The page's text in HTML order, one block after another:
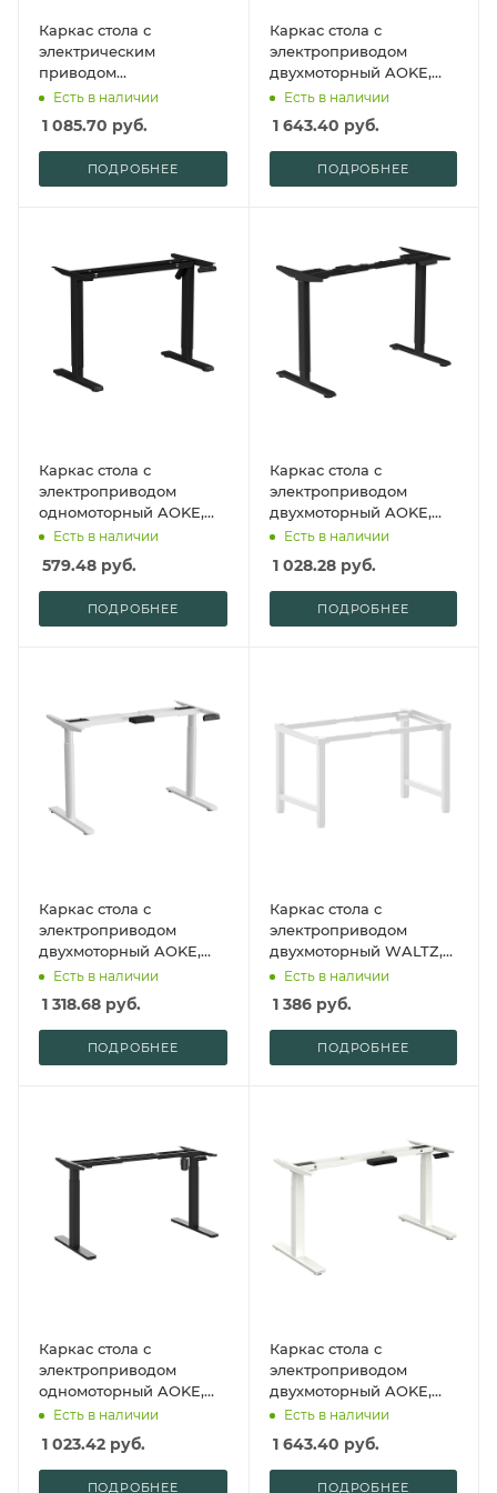
Каркас стола с
электрическим
приводом
одномоторный AOKE
AK02YJYT-TY-A-F.WH
(1075-1720)х600 мм,aoke,
цвет белый (Well Desk
Evolution)
Есть в наличии
1 085.70 руб.
ПОДРОБНЕЕ
Каркас стола с
электроприводом
двухмоторный AOKE,
Well Desk Flagman,
Есть в наличии
1 643.40 руб.
ПОДРОБНЕЕ
Каркас стола с
электроприводом
одномоторный AOKE,
Well Desk BASIC,
черный (AK-LCSM01ST-
M60-BK)
Есть в наличии
579.48 руб.
ПОДРОБНЕЕ
Каркас стола с
электроприводом
двухмоторный AOKE,
Well Desk Prime,
черный (AK2YJRT-
TYDB2-M80-BK)
Есть в наличии
1 028.28руб.
ПОДРОБНЕЕ
Каркас стола с
электроприводом
двухмоторный AOKE,
Well Desk Oval, белый
(AK02YJYT-ZT2-M02-WT)
Есть в наличии
1 318.68 руб.
ПОДРОБНЕЕ
Каркас стола с
электроприводом
двухмоторный WALTZ,
Fit Focus Quatro, белый
(F4-IHG-WH)
Есть в наличии
1 386руб.
ПОДРОБНЕЕ
Каркас стола с
электроприводом
одномоторный AOKE,
Well Desk Light, черный
(AK-LCSM01T-BK)
Есть в наличии
1 023.42 руб.
ПОДРОБНЕЕ
Каркас стола с
электроприводом
двухмоторный AOKE,
Well Desk Flagman,
белый (AK02YJYT-TYZF3-
A.WH)
Есть в наличии
1 643.40 руб.
ПОДРОБНЕЕ